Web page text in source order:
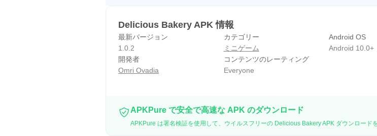
Delicious Bakery APK 情報
最新バージョン
1.0.2
カテゴリー
ミニゲーム
Android OS
Android 10.0+
開発者
Omri Ovadia
コンテンツのレーティング
Everyone
APKPure で安全で高速な APK のダウンロード
APKPure は署名検証を使用して、ウイルスフリーの Delicious Bakery APK ダウンロード